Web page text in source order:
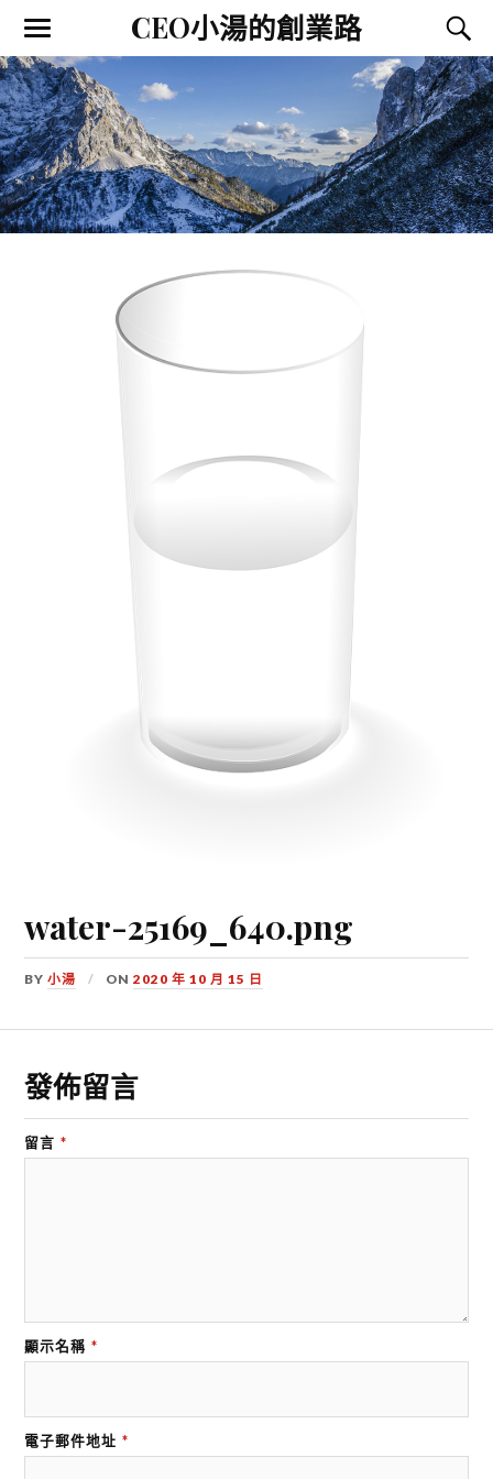
CEO小湯的創業路
water-25169_640.png
BY小湯 ON2020 年 10 月 15 日
發佈留言
留言 *
顯示名稱 *
電子郵件地址 *